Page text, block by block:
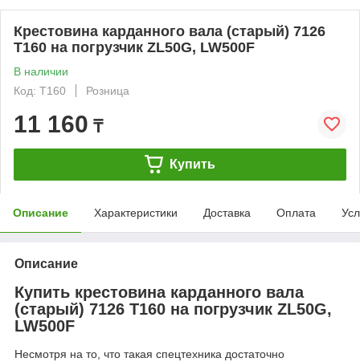
Крестовина карданного вала (старый) 7126
T160 на погрузчик ZL50G, LW500F
В наличии
Код: T160
Розница
11 160 ₸
Купить
Описание Характеристики Доставка Оплата
Описание
Купить крестовина карданного вала
(старый) 7126 T160 на погрузчик ZL50G,
LW500F
Несмотря на то, что такая спецтехника достаточно